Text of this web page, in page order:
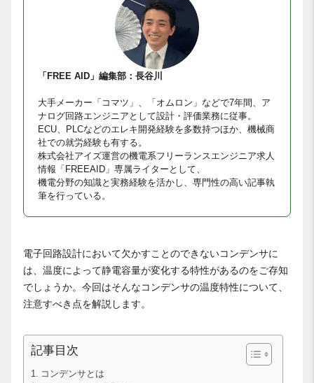
「FREE AID」編集部：長谷川
大手メーカー「コマツ」、「オムロン」などで7年間、ア
ナログ回路エンジニアとして設計・評価業務に従事。
ECU、PLCなどのエレキ開発経験を多数持つほか、機械商
社での就労経験も有する。
株式会社アイズ運営の機電系フリーランスエンジニア求人
情報「FREEAID」専属ライターとして、
機電分野の知識と実務経験を活かし、専門性の高い記事執
筆を行っている。
電子回路設計において欠かすことのできないコンデンサに
は、温度によって静電容量が変化する特性があるのをご存知
でしょうか。今回はそんなコンデンサの温度特性について、
注意すべき点を解説します。
記事目次
コンデンサとは